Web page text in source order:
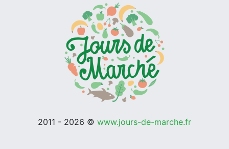
2011 - 2026 © www.jours-de-marche.fr